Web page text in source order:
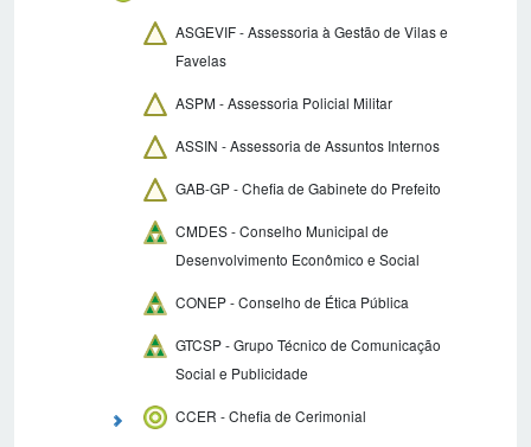
ASGEVIF - Assessoria à Gestão de Vilas e
Favelas
ASPM - Assessoria Policial Militar
ASSIN - Assessoria de Assuntos Internos
GAB-GP - Chefia de Gabinete do Prefeito
CMDES - Conselho Municipal de
Desenvolvimento Econômico e Social
CONEP - Conselho de Ética Pública
GTCSP - Grupo Técnico de Comunicação
Social e Publicidade
CCER - Chefia de Cerimonial